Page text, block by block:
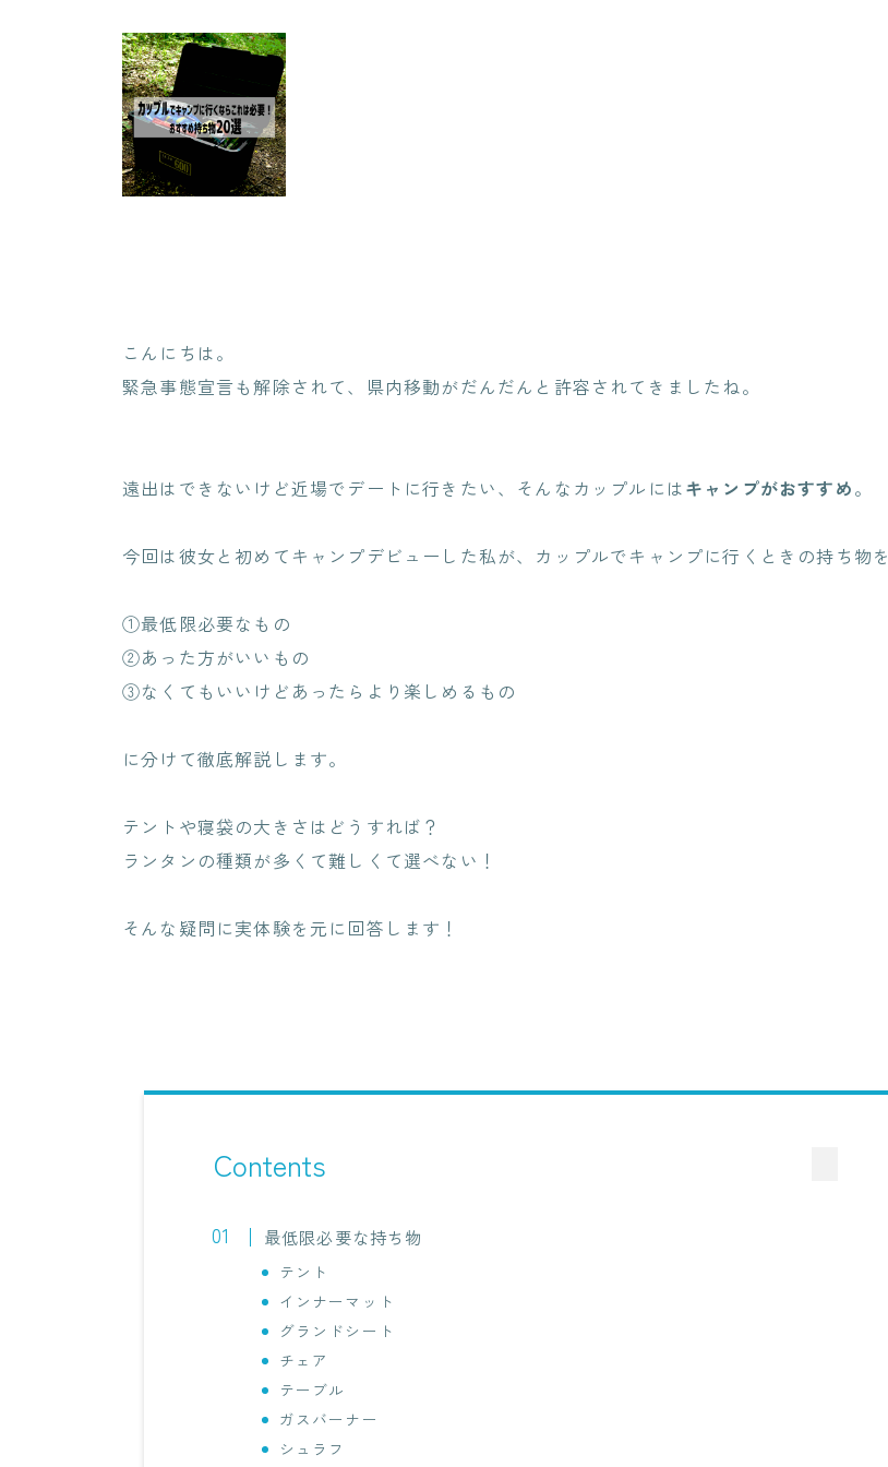
こんにちは。
緊急事態宣言も解除されて、県内移動がだんだんと許容されてきましたね。
遠出はできないけど近場でデートに行きたい、そんなカップルにはキャンプがおすすめ。
今回は彼女と初めてキャンプデビューした私が、カップルでキャンプに行くときの持ち物を
①最低限必要なもの
②あった方がいいもの
③なくてもいいけどあったらより楽しめるもの
に分けて徹底解説します。
テントや寝袋の大きさはどうすれば？
ランタンの種類が多くて難しくて選べない！
そんな疑問に実体験を元に回答します！
Contents
最低限必要な持ち物
テント
インナーマット
グランドシート
チェア
テーブル
ガスバーナー
シュラフ